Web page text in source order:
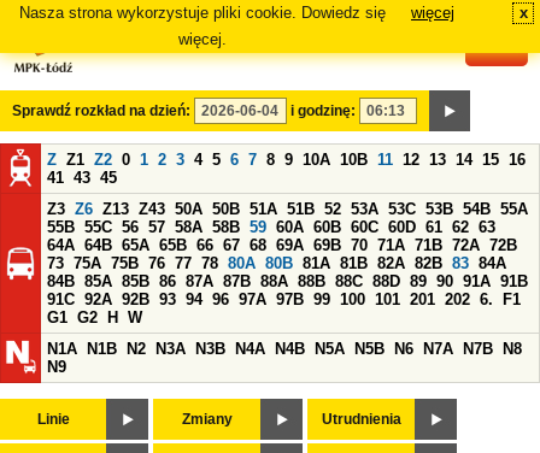
Nasza strona wykorzystuje pliki cookie. Dowiedz się
więcej.
więcej x
Sprawdź rozkład na dzień: i godzinę:
Z Z1 Z2 0 1 2 3 4 5 6 7 8 9 10A 10B 11 12 13 14 15 16
41 43 45
Z3 Z6 Z13 Z43 50A 50B 51A 51B 52 53A 53C 53B 54B 55A
55B 55C 56 57 58A 58B 59 60A 60B 60C 60D 61 62 63
64A 64B 65A 65B 66 67 68 69A 69B 70 71A 71B 72A 72B
73 75A 75B 76 77 78 80A 80B 81A 81B 82A 82B 83 84A
84B 85A 85B 86 87A 87B 88A 88B 88C 88D 89 90 91A 91B
91C 92A 92B 93 94 96 97A 97B 99 100 101 201 202 6.
F1
G1 G2 H
W
N1A
N1B N2 N3A N3B N4A N4B N5A N5B N6 N7A N7B
N8
N9
Linie Zmiany Utrudnienia